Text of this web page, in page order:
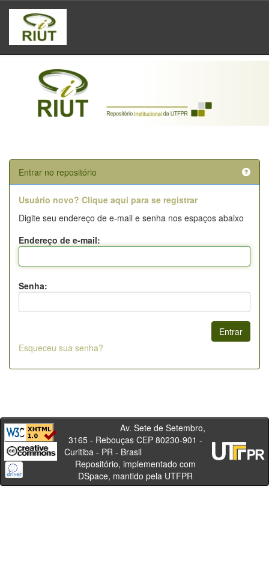
Skip
navigation
Entrar no repositório
Usuário novo? Clique aqui para se registrar
Digite seu endereço de e-mail e senha nos espaços abaixo
Endereço de e-mail:
Senha:
Esqueceu sua senha?
Av. Sete de Setembro,
3165 - Rebouças CEP 80230-901 -
Curitiba - PR - Brasil
Repositório, implementado com
DSpace, mantido pela UTFPR